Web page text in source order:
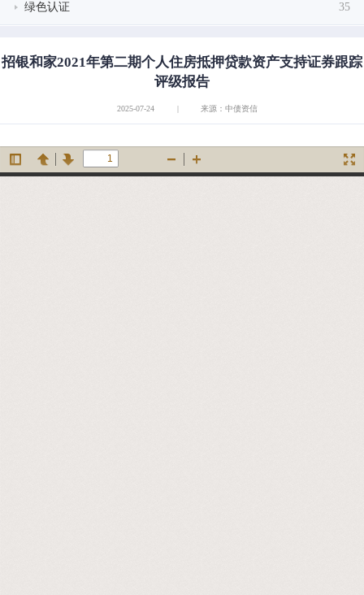
绿色认证 35
招银和家2021年第二期个人住房抵押贷款资产支持证券跟踪
评级报告
2025-07-24 | 来源：中债资信